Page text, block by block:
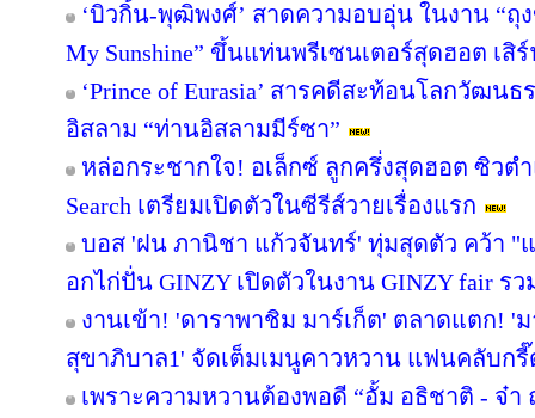
‘บิวกิ้น-พุฒิพงศ์’ สาดความอบอุ่น ในงาน “ถุ
My Sunshine” ขึ้นแท่นพรีเซนเตอร์สุดฮอต เ
‘Prince of Eurasia’ สารคดีสะท้อนโลกวัฒน
อิสลาม “ท่านอิสลามมีร์ซา”
หล่อกระชากใจ! อเล็กซ์ ลูกครึ่งสุดฮอต ซิวตำ
Search เตรียมเปิดตัวในซีรีส์วายเรื่องแรก
บอส 'ฝน ภานิชา แก้วจันทร์' ทุ่มสุดตัว คว้า "
อกไก่ปั่น GINZY เปิดตัวในงาน GINZY fair ร
งานเข้า! 'ดาราพาชิม มาร์เก็ต' ตลาดแตก! '
สุขาภิบาล1' จัดเต็มเมนูคาวหวาน แฟนคลับก
เพราะความหวานต้องพอดี “อั้ม อธิชาติ - จ๋